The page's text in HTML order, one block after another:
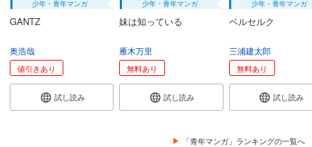
少年・青年マンガ
GANTZ
奥浩哉
値引きあり
試し読み
少年・青年マンガ
妹は知っている
雁木万里
無料あり
試し読み
少年・青年マンガ
ベルセルク
三浦建太郎
無料あり
試し読み
「青年マンガ」ランキングの一覧へ